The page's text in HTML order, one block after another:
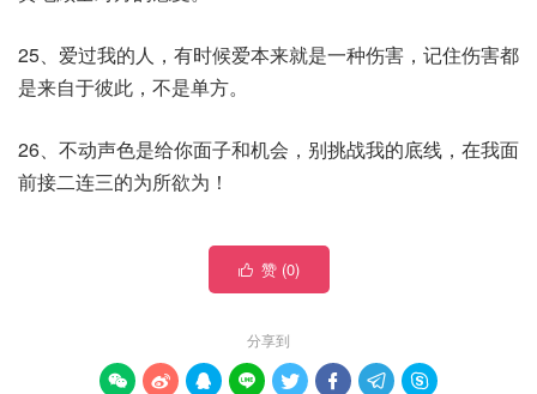
25、爱过我的人，有时候爱本来就是一种伤害，记住伤害都
是来自于彼此，不是单方。
26、不动声色是给你面子和机会，别挑战我的底线，在我面
前接二连三的为所欲为！
 赞 (0)
分享到
       